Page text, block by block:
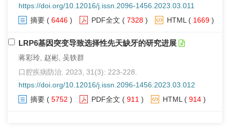
https://doi.org/10.12016/j.issn.2096-1456.2023.03.011
摘要 ( 6446 ) PDF全文 ( 7328 ) HTML ( 1669 )
LRP6基因突变导致选择性先天缺牙的研究进展
蒋彩玲, 赵彬, 吴轶群
口腔疾病防治. 2023, 31(3): 223-228.
https://doi.org/10.12016/j.issn.2096-1456.2023.03.012
摘要 ( 5752 ) PDF全文 ( 911 ) HTML ( 914 )